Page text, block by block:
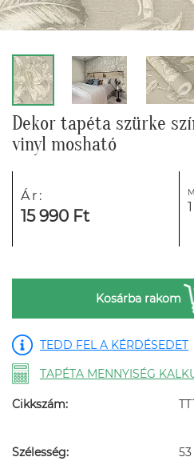
Dekor tapéta szürke
vinyl mosható
Ár:
15 990 Ft
Kosárba rakom
TEDD FEL A KÉRDÉSEDET
TAPÉTA MENNYISÉG
Cikkszám:
Szélesség: